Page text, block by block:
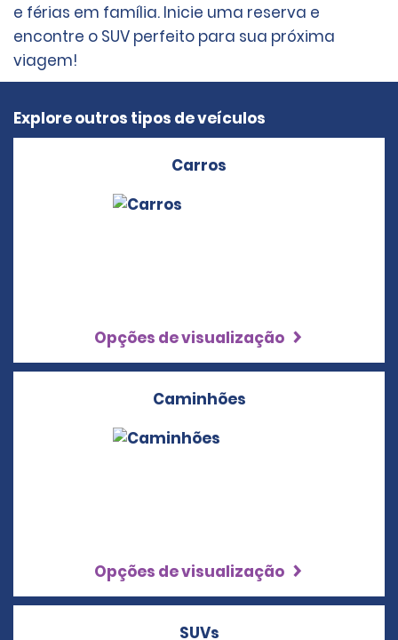
e férias em família. Inicie uma reserva e
encontre o SUV perfeito para sua próxima
viagem!
Explore outros tipos de veículos
Carros
Opções de visualização
Caminhões
Opções de visualização
SUVs